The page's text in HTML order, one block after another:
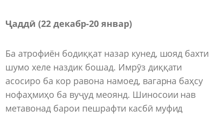
Ҷаддӣ (22 декабр-20 январ)
Ба атрофиён бодиққат назар кунед, шояд бахти
шумо хеле наздик бошад. Имрӯз диққати
асосиро ба кор равона намоед, вагарна баҳсу
нофаҳмиҳо ба вуҷуд меоянд. Шиносоии нав
метавонад барои пешрафти касбӣ муфид